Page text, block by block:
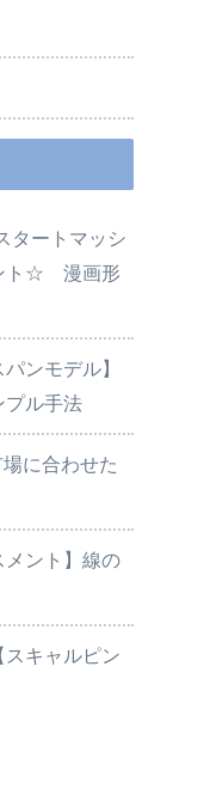
タートマッシ
ト☆ 漫画形
ンモデル】
プル手法
に合わせた
メント】線の
キャルピン